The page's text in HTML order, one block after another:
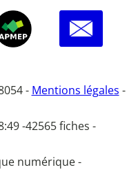
- Mentions légales -
-42565 fiches -
numérique -